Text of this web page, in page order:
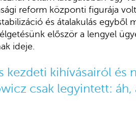
reform központi figurája
és átalakulás egyből
először a lengyel
ideje.
kezdeti kihívásairól és
csak legyintett: áh,